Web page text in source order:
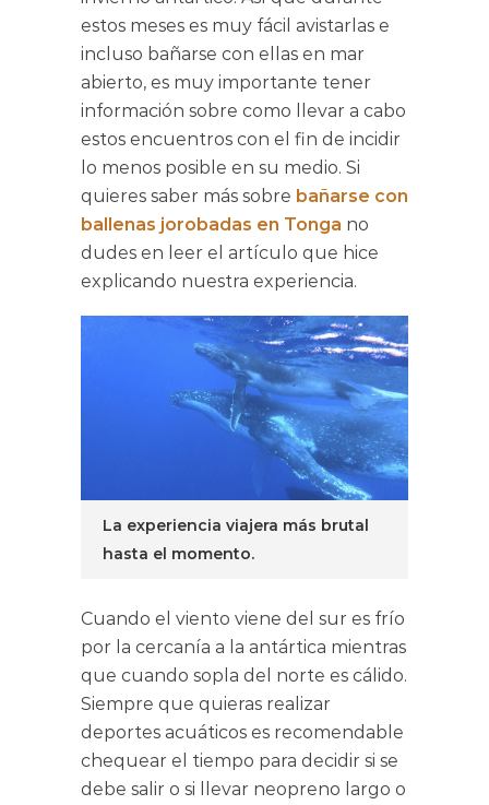
estos meses es muy fácil avistarlas e
incluso bañarse con ellas en mar
abierto, es muy importante tener
información sobre como llevar a cabo
estos encuentros con el fin de incidir
lo menos posible en su medio. Si
quieres saber más sobre bañarse con
ballenas jorobadas en Tonga no
dudes en leer el artículo que hice
explicando nuestra experiencia.
La experiencia viajera más brutal
hasta el momento.
Cuando el viento viene del sur es frío
por la cercanía a la antártica mientras
que cuando sopla del norte es cálido.
Siempre que quieras realizar
deportes acuáticos es recomendable
chequear el tiempo para decidir si se
debe salir o si llevar neopreno largo o